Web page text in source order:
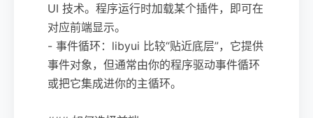
UI 技术。程序运行时加载某个插件，即可在
对应前端显示。
- 事件循环：libyui 比较“贴近底层”，它提供
事件对象，但通常由你的程序驱动事件循环
或把它集成进你的主循环。